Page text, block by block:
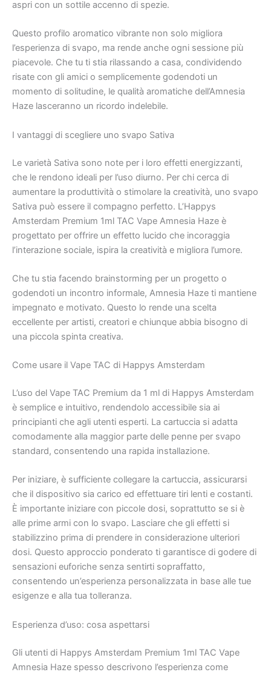
aspri con un sottile accenno di spezie.
Questo profilo aromatico vibrante non solo migliora
l’esperienza di svapo, ma rende anche ogni sessione più
piacevole. Che tu ti stia rilassando a casa, condividendo
risate con gli amici o semplicemente godendoti un
momento di solitudine, le qualità aromatiche dell’Amnesia
Haze lasceranno un ricordo indelebile.
I vantaggi di scegliere uno svapo Sativa
Le varietà Sativa sono note per i loro effetti energizzanti,
che le rendono ideali per l’uso diurno. Per chi cerca di
aumentare la produttività o stimolare la creatività, uno svapo
Sativa può essere il compagno perfetto. L’Happys
Amsterdam Premium 1ml TAC Vape Amnesia Haze è
progettato per offrire un effetto lucido che incoraggia
l’interazione sociale, ispira la creatività e migliora l’umore.
Che tu stia facendo brainstorming per un progetto o
godendoti un incontro informale, Amnesia Haze ti mantiene
impegnato e motivato. Questo lo rende una scelta
eccellente per artisti, creatori e chiunque abbia bisogno di
una piccola spinta creativa.
Come usare il Vape TAC di Happys Amsterdam
L’uso del Vape TAC Premium da 1 ml di Happys Amsterdam
è semplice e intuitivo, rendendolo accessibile sia ai
principianti che agli utenti esperti. La cartuccia si adatta
comodamente alla maggior parte delle penne per svapo
standard, consentendo una rapida installazione.
Per iniziare, è sufficiente collegare la cartuccia, assicurarsi
che il dispositivo sia carico ed effettuare tiri lenti e costanti.
È importante iniziare con piccole dosi, soprattutto se si è
alle prime armi con lo svapo. Lasciare che gli effetti si
stabilizzino prima di prendere in considerazione ulteriori
dosi. Questo approccio ponderato ti garantisce di godere di
sensazioni euforiche senza sentirti sopraffatto,
consentendo un’esperienza personalizzata in base alle tue
esigenze e alla tua tolleranza.
Esperienza d’uso: cosa aspettarsi
Gli utenti di Happys Amsterdam Premium 1ml TAC Vape
Amnesia Haze spesso descrivono l’esperienza come